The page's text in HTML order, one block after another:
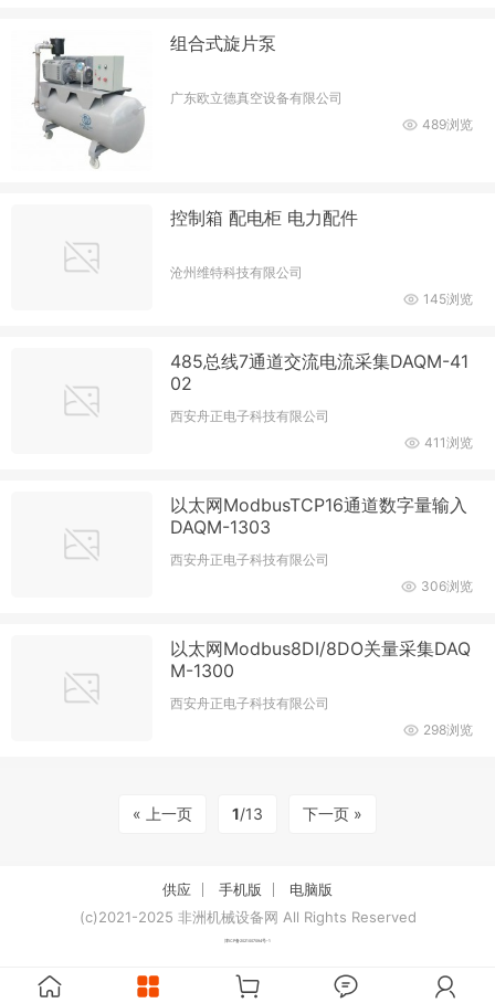
组合式旋片泵
广东欧立德真空设备有限公司
489浏览
控制箱 配电柜 电力配件
沧州维特科技有限公司
145浏览
485总线7通道交流电流采集DAQM-41
02
西安舟正电子科技有限公司
411浏览
以太网ModbusTCP16通道数字量输入
DAQM-1303
西安舟正电子科技有限公司
306浏览
以太网Modbus8DI/8DO关量采集DAQ
M-1300
西安舟正电子科技有限公司
298浏览
« 上一页 1/13 下一页 »
供应 手机版
电脑版
(c)2021-2025 非洲机械设备网 All Rights Reserved
津ICP备2021007094号-1